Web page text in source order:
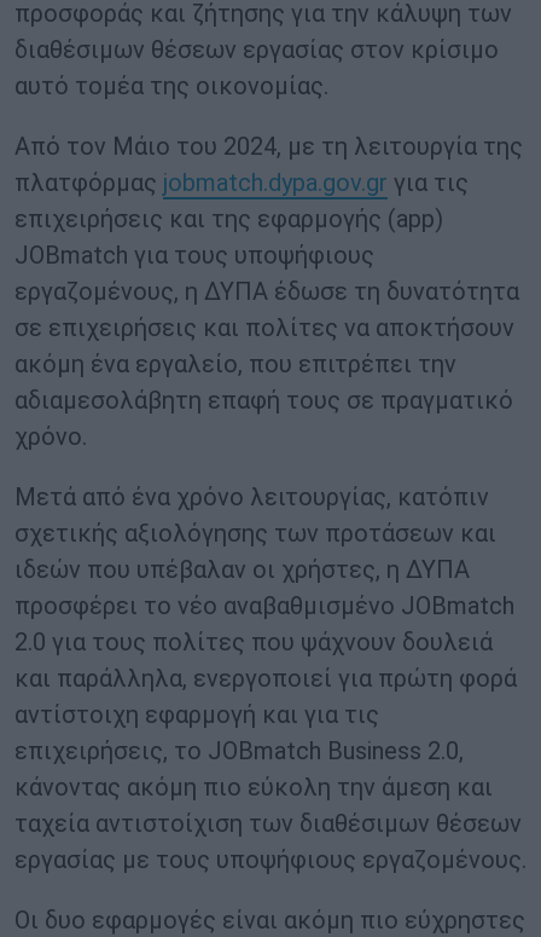
προσφοράς και ζήτησης για την κάλυψη των
διαθέσιμων θέσεων εργασίας στον κρίσιμο
αυτό τομέα της οικονομίας.
Από τον Μάιο του 2024, με τη λειτουργία της
πλατφόρμας jobmatch.dypa.gov.gr για τις
επιχειρήσεις και της εφαρμογής (app)
JOBmatch για τους υποψήφιους
εργαζομένους, η ΔΥΠΑ έδωσε τη δυνατότητα
σε επιχειρήσεις και πολίτες να αποκτήσουν
ακόμη ένα εργαλείο, που επιτρέπει την
αδιαμεσολάβητη επαφή τους σε πραγματικό
χρόνο.
Μετά από ένα χρόνο λειτουργίας, κατόπιν
σχετικής αξιολόγησης των προτάσεων και
ιδεών που υπέβαλαν οι χρήστες, η ΔΥΠΑ
προσφέρει το νέο αναβαθμισμένο JOBmatch
2.0 για τους πολίτες που ψάχνουν δουλειά
και παράλληλα, ενεργοποιεί για πρώτη φορά
αντίστοιχη εφαρμογή και για τις
επιχειρήσεις, το JOBmatch Business 2.0,
κάνοντας ακόμη πιο εύκολη την άμεση και
ταχεία αντιστοίχιση των διαθέσιμων θέσεων
εργασίας με τους υποψήφιους εργαζομένους.
Οι δυο εφαρμογές είναι ακόμη πιο εύχρηστες